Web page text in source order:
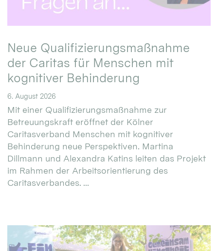
Neue Qualifizierungsmaßnahme
der Caritas für Menschen mit
kognitiver Behinderung
6. August 2026
Mit einer Qualifizierungsmaßnahme zur
Betreuungskraft eröffnet der Kölner
Caritasverband Menschen mit kognitiver
Behinderung neue Perspektiven. Martina
Dillmann und Alexandra Katins leiten das Projekt
im Rahmen der Arbeitsorientierung des
Caritasverbandes. ...